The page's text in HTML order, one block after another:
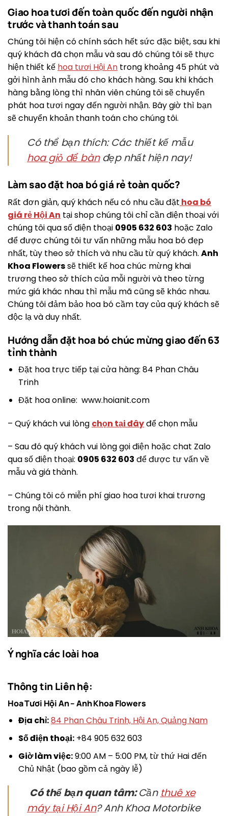
Giao hoa tươi đến toàn quốc đến người nhận
trước và thanh toán sau
Chúng tôi hiện có chính sách hết sức đặc biệt, sau khi
quý khách đã chọn mẫu và sau đó chúng tôi sẽ thực
hiện thiết kế hoa tươi Hội An trong khoảng 45 phút và
gởi hình ảnh mẫu đó cho khách hàng. Sau khi khách
hàng bằng lòng thì nhân viên chúng tôi sẽ chuyển
phát hoa tươi ngay đến người nhận. Bây giờ thì bạn
sẽ chuyển khoản thanh toán cho chúng tôi.
Có thể bạn thích: Các thiết kế mẫu
hoa giỏ để bànđẹp nhất hiện nay!
Làm sao đặt hoa bó giá rẻ toàn quốc?
Rất đơn giản, quý khách nếu có nhu cầu đặt hoa bó
giá rẻ Hội An tại shop chúng tôi chỉ cần điện thoại với
chúng tôi qua số điện thoại 0905 632 603 hoặc Zalo
để được chúng tôi tư vấn những mẫu hoa bó đẹp
nhất, tùy theo sở thích và nhu cầu từ quý khách. Anh
Khoa Flowerssẽ thiết kế hoa chúc mừng khai
trương theo sở thích của mỗi người và theo từng
mức giá khác nhau thì mẫu mã cũng sẽ khác nhau.
Chúng tôi đảm bảo hoa bó cầm tay của quý khách sẽ
độc lạ và duy nhất.
Hướng dẫn đặt hoa bó chúc mừng giao đến 63
tỉnh thành
Đặt hoa trực tiếp tại cửa hàng: 84 Phan Châu
Trinh
Đặt hoa online: www.hoianit.com
– Quý khách vui lòng chọn tại đâyđể chọn mẫu
– Sau đó quý khách vui lòng gọi điện hoặc chat Zalo
qua số điện thoại: 0905 632 603 để được tư vấn về
mẫu và giá thành.
– Chúng tôi có miễn phí giao hoa tươi khai trương
trong nội thành.
Ý nghĩa các loài hoa
Thông tin Liên hệ:
Hoa Tươi Hội An – Anh Khoa Flowers
Địa chỉ:84 Phan Châu Trinh, Hội An, Quảng Nam
Số điện thoại:+84 905 632 603
Giờ làm việc:9:00 AM – 5:00 PM, từ thứ Hai đến
Chủ Nhật (bao gồm cả ngày lễ)
Có thể bạn quan tâm:Cần thuê xe
máy tại Hội An? Anh Khoa Motorbike